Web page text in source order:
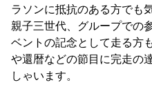
ラソンに抵抗のある方でも
親子三世代、グループでの
ベントの記念として走る方
や還暦などの節目に完走の
しゃいます。